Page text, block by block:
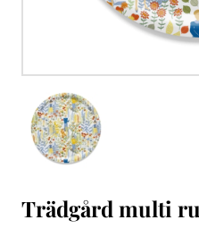
Trädgård multi